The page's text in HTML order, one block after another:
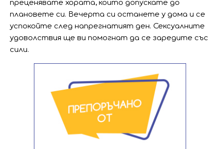
преценявате хората, които допускате до
плановете си. Вечерта си останете у дома и се
успокойте след напрегнатият ден. Сексуалните
удоволствия ще ви помогнат да се заредите със
сили.